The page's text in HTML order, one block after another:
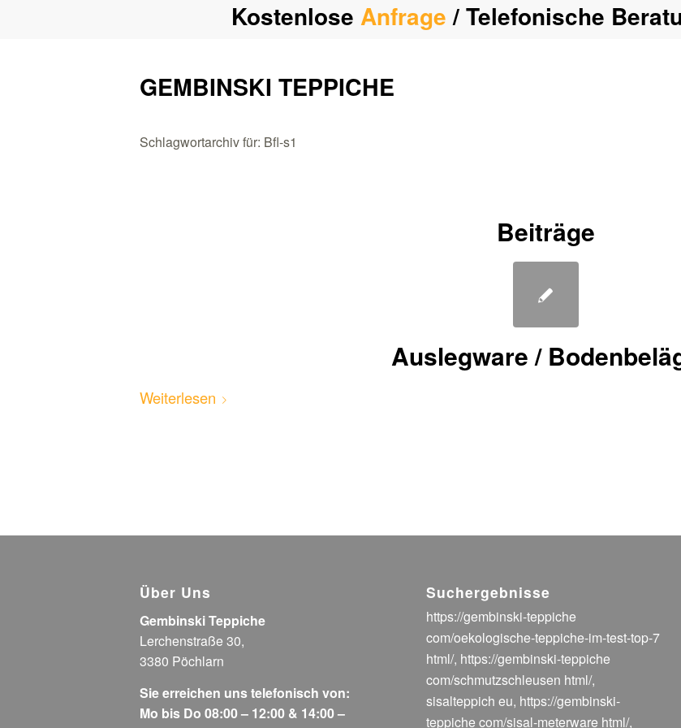
Kostenlose Anfrage/ Telefonische
GEMBINSKI TEPPICHE
Schlagwortarchiv für: Bfl-s1
Beiträge
Auslegware /
Weiterlesen
Über Uns
Gembinski Teppiche
Lerchenstraße 30,
3380 Pöchlarn
Sie erreichen uns telefonisch von:
Mo bis Do 08:00 – 12:00 & 14:00 –
Suchergebnisse
https://gembinski-teppiche
com/oekologische-teppiche-im-test-top-7
html/, https://gembinski-teppiche
com/schmutzschleusen html/,
sisalteppich eu, https://gembinski-
teppiche com/sisal-meterware html/,